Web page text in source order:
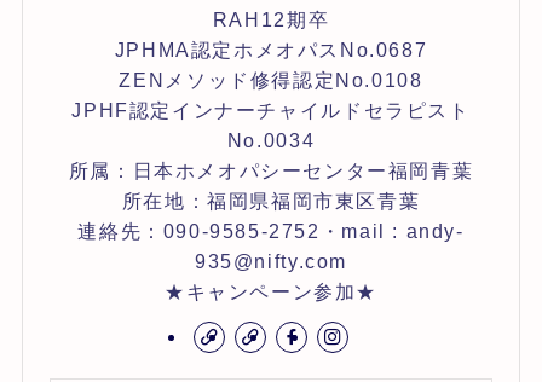
RAH12期卒
JPHMA認定ホメオパスNo.0687
ZENメソッド修得認定No.0108
JPHF認定インナーチャイルドセラピスト
No.0034
所属：日本ホメオパシーセンター福岡青葉
所在地：福岡県福岡市東区青葉
連絡先：090-9585-2752・mail : andy-
935@nifty.com
★キャンペーン参加★